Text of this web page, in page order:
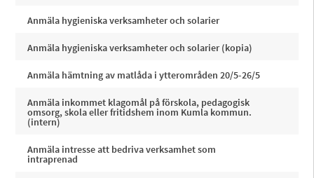
Anmäla hygieniska verksamheter och solarier
Anmäla hygieniska verksamheter och solarier (kopia)
Anmäla hämtning av matlåda i ytterområden 20/5-26/5
Anmäla inkommet klagomål på förskola, pedagogisk
omsorg, skola eller fritidshem inom Kumla kommun.
(intern)
Anmäla intresse att bedriva verksamhet som
intraprenad